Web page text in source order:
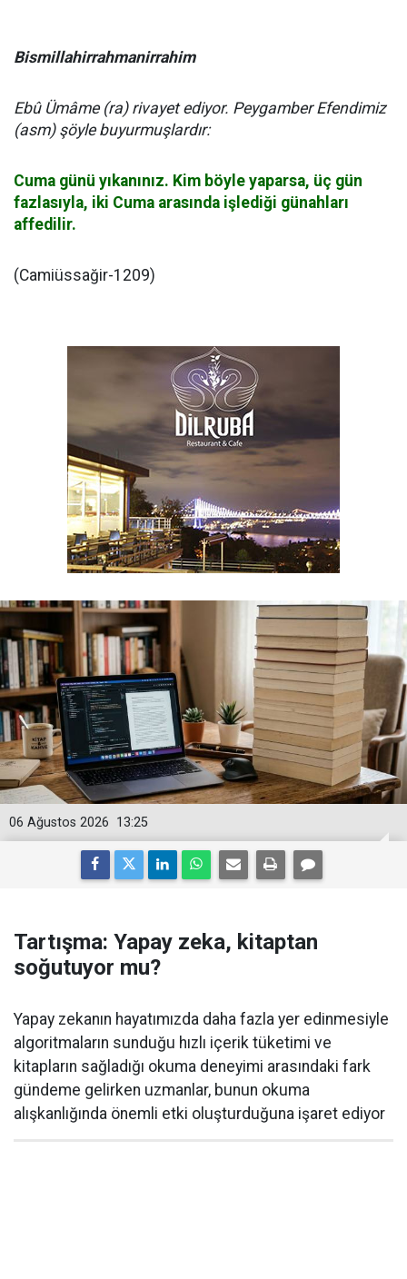
Bismillahirrahmanirrahim
Ebû Ümâme (ra) rivayet ediyor. Peygamber Efendimiz
(asm) şöyle buyurmuşlardır:
Cuma günü yıkanınız. Kim böyle yaparsa, üç gün
fazlasıyla, iki Cuma arasında işlediği günahları
affedilir.
(Camiüssağir-1209)
13:25
06 Ağustos 2026
Tartışma: Yapay zeka, kitaptan
soğutuyor mu?
Yapay zekanın hayatımızda daha fazla yer edinmesiyle
algoritmaların sunduğu hızlı içerik tüketimi ve
kitapların sağladığı okuma deneyimi arasındaki fark
gündeme gelirken uzmanlar, bunun okuma
alışkanlığında önemli etki oluşturduğuna işaret ediyor